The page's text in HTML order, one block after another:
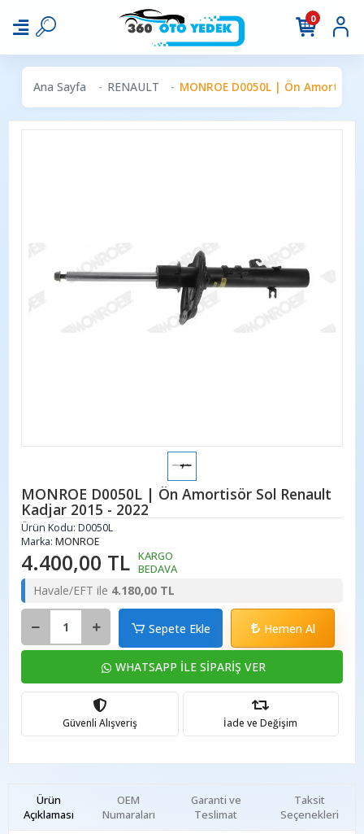
0
Ana Sayfa RENAULT MONROE D0050L | Ön
MONROE D0050L | Ön Amortisör Sol Renault
Kadjar 2015 - 2022
Ürün Kodu: D0050L
Marka: MONROE
4.400,00 TL KARGO
BEDAVA
Havale/EFT ile 4.180,00 TL
Sepete Ekle Hemen Al
WHATSAPP İLE SİPARİŞ VER
Güvenli Alışveriş İade ve Değişim
Ürün
Açıklaması
Garanti ve
Teslimat
Taksit
Seçenekleri
OEM
Numaraları